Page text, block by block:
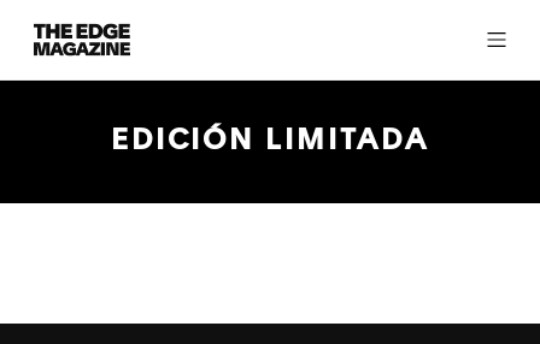
The
Edge
Magazine
EDICIÓN LIMITADA